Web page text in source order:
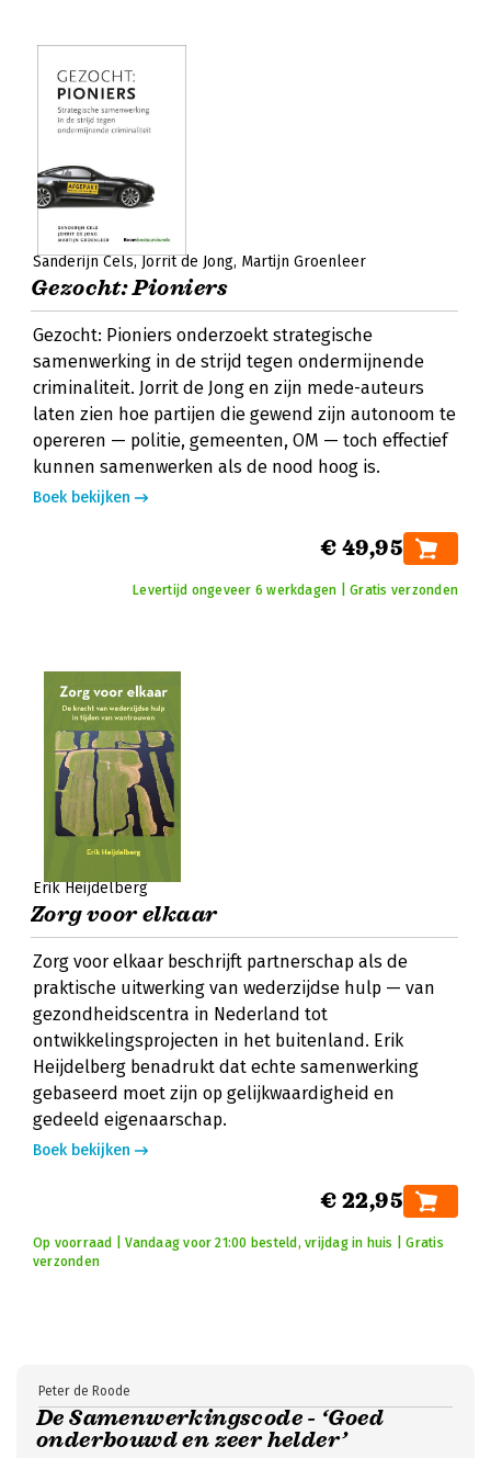
Sanderijn Cels Jorrit de Jong Martijn Groenleer
Gezocht: Pioniers
Gezocht: Pioniers onderzoekt strategische
samenwerking in de strijd tegen ondermijnende
criminaliteit. Jorrit de Jong en zijn mede-auteurs
laten zien hoe partijen die gewend zijn autonoom te
opereren — politie, gemeenten, OM — toch effectief
kunnen samenwerken als de nood hoog is.
Boek bekijken
€ 49,95
Levertijd ongeveer 6 werkdagen | Gratis verzonden
Erik Heijdelberg
Zorg voor elkaar
Zorg voor elkaar beschrijft partnerschap als de
praktische uitwerking van wederzijdse hulp — van
gezondheidscentra in Nederland tot
ontwikkelingsprojecten in het buitenland. Erik
Heijdelberg benadrukt dat echte samenwerking
gebaseerd moet zijn op gelijkwaardigheid en
gedeeld eigenaarschap.
Boek bekijken
€ 22,95
Op voorraad | Vandaag voor 21:00 besteld, vrijdag in huis | Gratis
verzonden
De Samenwerkingscode - ‘Goed
onderbouwd en zeer helder’
Peter de Roode